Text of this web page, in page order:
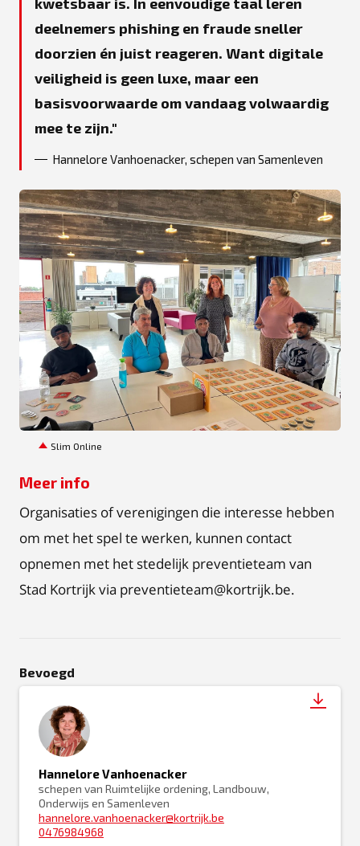
deelnemers phishing en fraude sneller
doorzien én juist reageren. Want digitale
veiligheid is geen luxe, maar een
basisvoorwaarde om vandaag volwaardig
mee te zijn.
Hannelore Vanhoenacker, schepen van Samenleven
JPEG
Slim Online
Meer info
Organisaties of verenigingen die interesse hebben
om met het spel te werken, kunnen contact
opnemen met het stedelijk preventieteam van
Stad Kortrijk via preventieteam@kortrijk.be.
Bevoegd
Hannelore Vanhoenacker
schepen van Ruimtelijke ordening, Landbouw,
Onderwijs en Samenleven
hannelore.vanhoenacker@kortrijk.be
0476984968